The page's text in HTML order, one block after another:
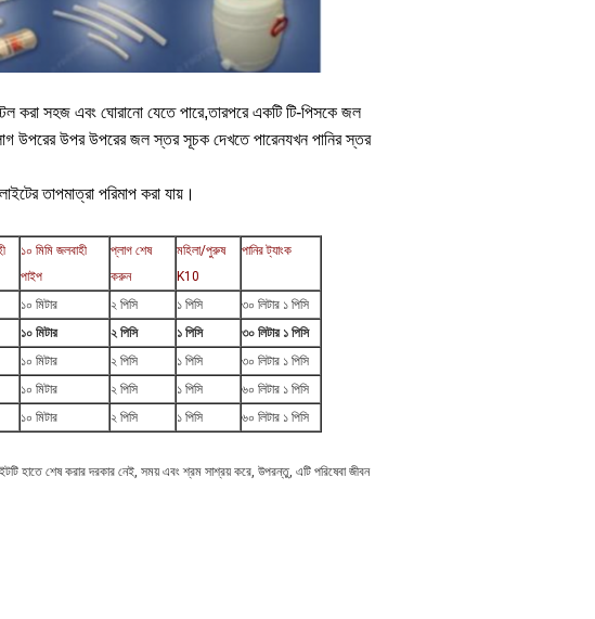
করা সহজ এবং ঘোরানো যেতে পারে,তারপরে একটি টি-পিসকে জল
উপরের উপর উপরের জল স্তর সূচক দেখতে পারেনযখন পানির স্তর
তাপমাত্রা পরিমাপ করা যায়।
১০ মিমি জলবাহী
পাইপ
প্লাগ শেষ
করুন
মহিলা/পুরুষ
K10
পানির ট্যাংক
১০ মিটার ২ পিসি ১ পিসি
৩০ লিটার ১ পিসি
১০ মিটার ২ পিসি ১ পিসি
৩০ লিটার ১ পিসি
১০ মিটার ২ পিসি ১ পিসি
৩০ লিটার ১ পিসি
১০ মিটার ২ পিসি ১ পিসি
৬০ লিটার ১ পিসি
১০ মিটার ২ পিসি ১ পিসি
৬০ লিটার ১ পিসি
হাতে শেষ করার দরকার নেই, সময় এবং শ্রম সাশ্রয় করে, উপরন্তু, এটি পরিষেবা জীবন